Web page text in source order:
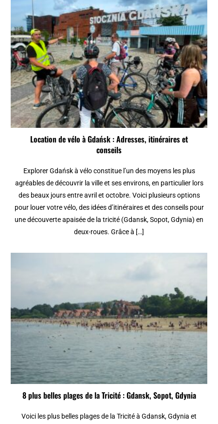
Location de vélo à Gdańsk : Adresses, itinéraires et
conseils
Explorer Gdańsk à vélo constitue l’un des moyens les plus
agréables de découvrir la ville et ses environs, en particulier lors
des beaux jours entre avril et octobre. Voici plusieurs options
pour louer votre vélo, des idées d’itinéraires et des conseils pour
une découverte apaisée de la tricité (Gdansk, Sopot, Gdynia) en
deux-roues. Grâce à […]
8 plus belles plages de la Tricité : Gdansk, Sopot, Gdynia
Voici les plus belles plages de la Tricité à Gdansk, Gdynia et